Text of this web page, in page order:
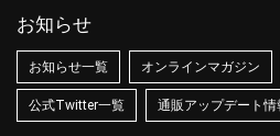
お知らせ
お知らせ一覧 オンラインマガジン
公式Twitter一覧 通販アップデート情